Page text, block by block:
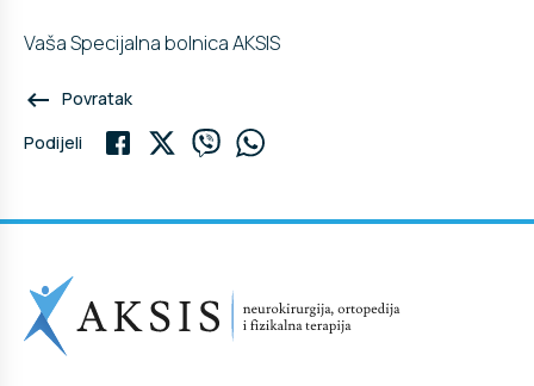
Vaša Specijalna bolnica AKSIS
keyboard_backspace Povratak
Podijeli